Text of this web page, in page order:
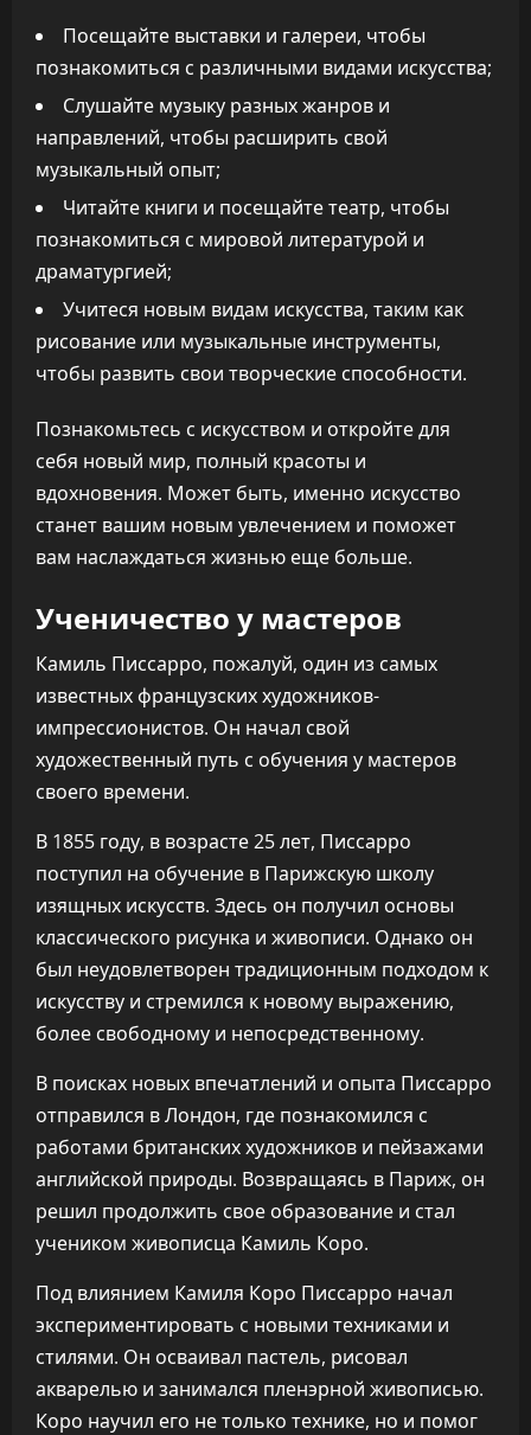
Посещайте выставки и галереи, чтобы
познакомиться с различными видами искусства;
Слушайте музыку разных жанров и
направлений, чтобы расширить свой
музыкальный опыт;
Читайте книги и посещайте театр, чтобы
познакомиться с мировой литературой и
драматургией;
Учитеся новым видам искусства, таким как
рисование или музыкальные инструменты,
чтобы развить свои творческие способности.
Познакомьтесь с искусством и откройте для
себя новый мир, полный красоты и
вдохновения. Может быть, именно искусство
станет вашим новым увлечением и поможет
вам наслаждаться жизнью еще больше.
Ученичество у мастеров
Камиль Писсарро, пожалуй, один из самых
известных французских художников-
импрессионистов. Он начал свой
художественный путь с обучения у мастеров
своего времени.
В 1855 году, в возрасте 25 лет, Писсарро
поступил на обучение в Парижскую школу
изящных искусств. Здесь он получил основы
классического рисунка и живописи. Однако он
был неудовлетворен традиционным подходом к
искусству и стремился к новому выражению,
более свободному и непосредственному.
В поисках новых впечатлений и опыта Писсарро
отправился в Лондон, где познакомился с
работами британских художников и пейзажами
английской природы. Возвращаясь в Париж, он
решил продолжить свое образование и стал
учеником живописца Камиль Коро.
Под влиянием Камиля Коро Писсарро начал
экспериментировать с новыми техниками и
стилями. Он осваивал пастель, рисовал
акварелью и занимался пленэрной живописью.
Коро научил его не только технике, но и помог